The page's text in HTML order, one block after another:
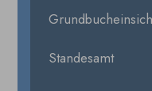
Standesamt